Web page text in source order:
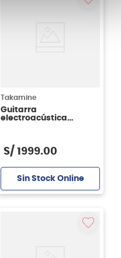
Takamine
Guitarra
electroacústica
S/ 1999.00
Sin Stock Online